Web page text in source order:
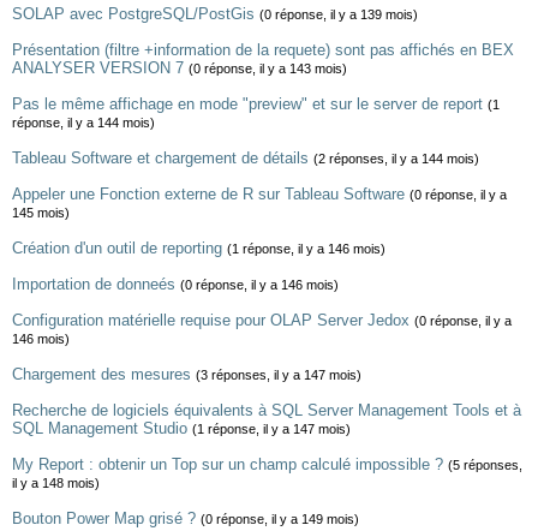
SOLAP avec PostgreSQL/PostGis (0 réponse, il y a 139 mois)
Présentation (filtre +information de la requete) sont pas affichés en BEX
ANALYSER VERSION 7 (0 réponse, il y a 143 mois)
Pas le même affichage en mode "preview" et sur le server de report (1
réponse, il y a 144 mois)
Tableau Software et chargement de détails (2 réponses, il y a 144 mois)
Appeler une Fonction externe de R sur Tableau Software (0 réponse, il y a
145 mois)
Création d'un outil de reporting (1 réponse, il y a 146 mois)
Importation de donneés (0 réponse, il y a 146 mois)
Configuration matérielle requise pour OLAP Server Jedox (0 réponse, il y a
146 mois)
Chargement des mesures (3 réponses, il y a 147 mois)
Recherche de logiciels équivalents à SQL Server Management Tools et à
SQL Management Studio (1 réponse, il y a 147 mois)
My Report : obtenir un Top sur un champ calculé impossible ? (5 réponses,
il y a 148 mois)
Bouton Power Map grisé ? (0 réponse, il y a 149 mois)